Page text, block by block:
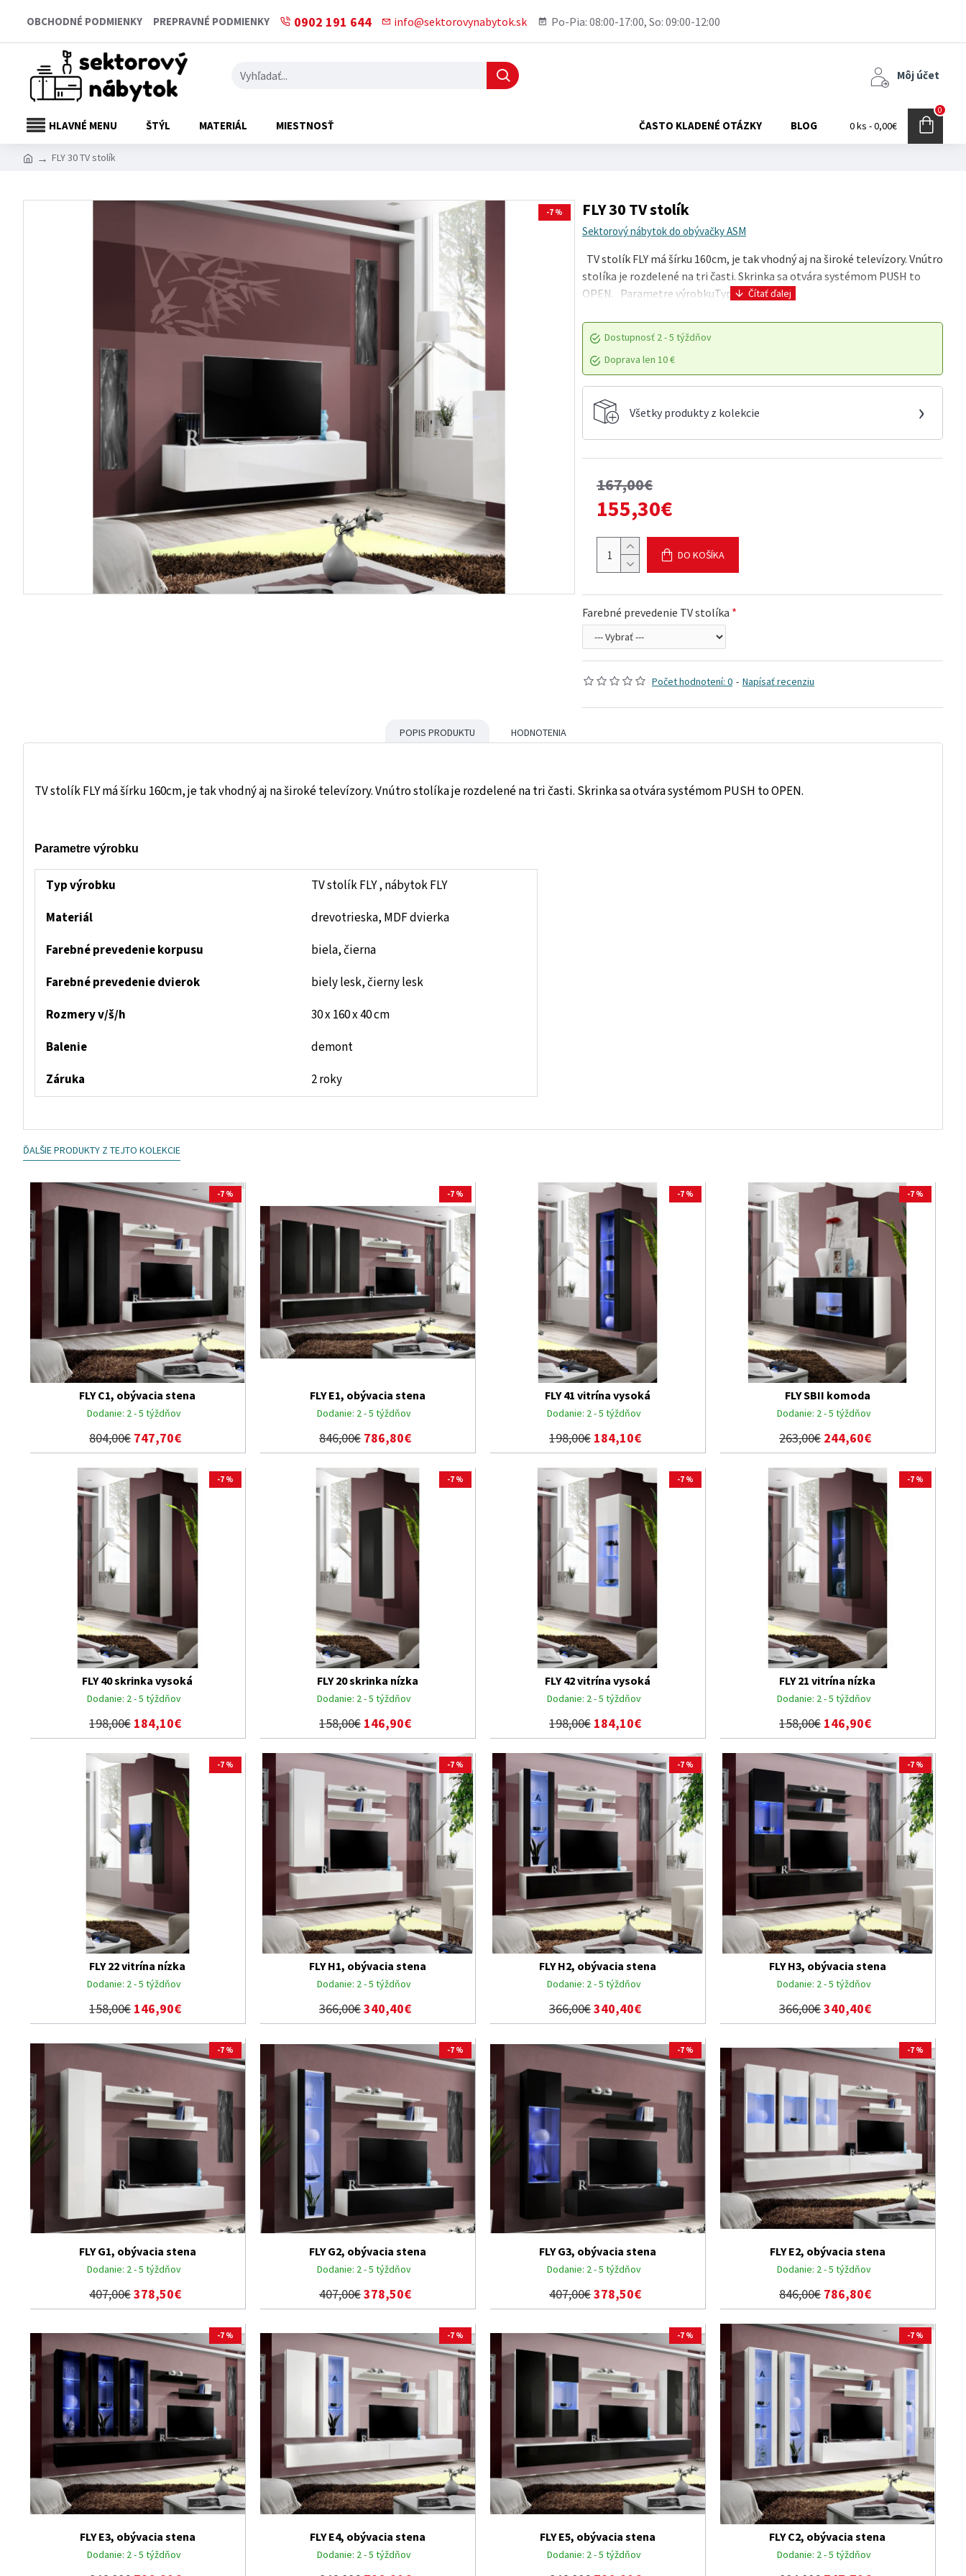
OBCHODNÉ PODMIENKY PREPRAVNÉ PODMIENKY 0902 191 644 info@sektorovynabytok.sk Po-Pia: 08:00-17:00, So: 09:00-12:00
Môj účet
HLAVNÉ MENU ŠTÝL MATERIÁL MIESTNOSŤ ČASTO KLADENÉ OTÁZKY BLOG 0 ks - 0,00€
0
FLY 30 TV stolík
-7 % FLY 30 TV stolík
Sektorový nábytok do obývačky ASM
TV stolík FLY má šírku 160cm, je tak vhodný aj na široké televízory. Vnútro
stolíka je rozdelené na tri časti. Skrinka sa otvára systémom PUSH to
OPEN. Parametre výrobkuTyp výrobku TV ..
Dostupnosť 2 - 5 týždňov
Doprava len 10 €
Všetky produkty z kolekcie ›
Počet hodnotení: 0 - Napísať recenziu
167,00€
155,30€
Farebné prevedenie TV stolíka
DO KOŠÍKA
POPIS PRODUKTU HODNOTENIA
TV stolík FLY má šírku 160cm, je tak vhodný aj na široké televízory. Vnútro stolíka je rozdelené na tri časti. Skrinka sa otvára systémom PUSH to OPEN.
Parametre výrobku
Typ výrobku
TV stolík FLY , nábytok FLY
Materiál
drevotrieska, MDF dvierka
Farebné prevedenie korpusu
biela, čierna
Farebné prevedenie dvierok
biely lesk, čierny lesk
Rozmery v/š/h
30 x 160 x 40 cm
Balenie
demont
Záruka
2 roky
ĎALŠIE PRODUKTY Z TEJTO KOLEKCIE
-7 %
Dodanie: 2 - 5 týždňov
FLY C1, obývacia stena
804,00€ 747,70€
-7 %
Dodanie: 2 - 5 týždňov
FLY E1, obývacia stena
846,00€ 786,80€
-7 %
Dodanie: 2 - 5 týždňov
FLY 41 vitrína vysoká
198,00€ 184,10€
-7 %
Dodanie: 2 - 5 týždňov
FLY SBII komoda
263,00€ 244,60€
-7 %
Dodanie: 2 - 5 týždňov
FLY 40 skrinka vysoká
198,00€ 184,10€
-7 %
Dodanie: 2 - 5 týždňov
FLY 20 skrinka nízka
158,00€ 146,90€
-7 %
Dodanie: 2 - 5 týždňov
FLY 42 vitrína vysoká
198,00€ 184,10€
-7 %
Dodanie: 2 - 5 týždňov
FLY 21 vitrína nízka
158,00€ 146,90€
-7 %
Dodanie: 2 - 5 týždňov
FLY 22 vitrína nízka
158,00€ 146,90€
-7 %
Dodanie: 2 - 5 týždňov
FLY H1, obývacia stena
366,00€340,40€
-7 %
Dodanie: 2 - 5 týždňov
FLY H2, obývacia stena
366,00€340,40€
-7 %
Dodanie: 2 - 5 týždňov
FLY H3, obývacia stena
366,00€340,40€
-7 %
Dodanie: 2 - 5 týždňov
FLY G1, obývacia stena
407,00€378,50€
-7 %
Dodanie: 2 - 5 týždňov
FLY G2, obývacia stena
407,00€378,50€
-7 %
Dodanie: 2 - 5 týždňov
FLY G3, obývacia stena
407,00€378,50€
-7 %
Dodanie: 2 - 5 týždňov
FLY E2, obývacia stena
846,00€ 786,80€
-7 %
Dodanie: 2 - 5 týždňov
FLY E3, obývacia stena
-7 %
Dodanie: 2 - 5 týždňov
FLY E4, obývacia stena
-7 %
Dodanie: 2 - 5 týždňov
FLY E5, obývacia stena
-7 %
Dodanie: 2 - 5 týždňov
FLY C2, obývacia stena